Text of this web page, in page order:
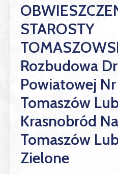
STAROSTY
Rozbudowa
Powiatowej
Tomaszów
Krasnobród
Tomaszów
Zielone